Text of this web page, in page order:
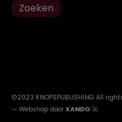
Zoeken
©2023 KNOPSPUBLISHING All
— Webshop door XANDO 🚀